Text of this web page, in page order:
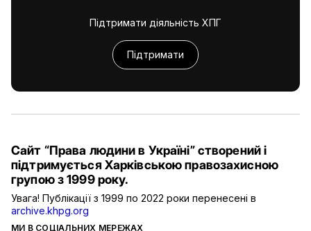
Підтримати діяльність ХПГ
Підтримати
МИ В СОЦІАЛЬНИХ МЕРЕЖАХ
Сайт “Права людини в Україні” створений і
підтримується Харківською правозахисною
групою з 1999 року.
Увага! Публікації з 1999 по 2022 роки перенесені в
archive.khpg.org